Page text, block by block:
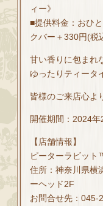
ィー》
■提供料金：お
クバー＋330円(税
甘い香りに包まれ
ゆったりティータ
皆様のご来店心よ
開催期間：2024
【店舗情報】
ピーターラビッ
住所：神奈川県横
ーヘッド2F
お問合せ先：045-